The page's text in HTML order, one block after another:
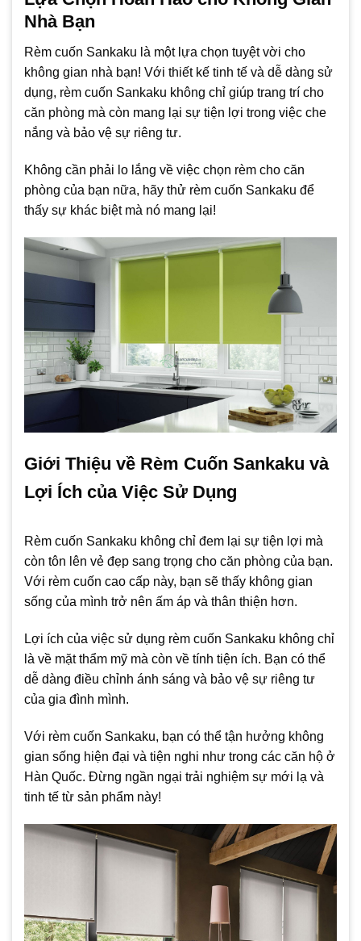
Nhà Bạn
Rèm cuốn Sankaku là một lựa chọn tuyệt vời cho
không gian nhà bạn! Với thiết kế tinh tế và dễ dàng sử
dụng, rèm cuốn Sankaku không chỉ giúp trang trí cho
căn phòng mà còn mang lại sự tiện lợi trong việc che
nắng và bảo vệ sự riêng tư.
Không cần phải lo lắng về việc chọn rèm cho căn
phòng của bạn nữa, hãy thử rèm cuốn Sankaku để
thấy sự khác biệt mà nó mang lại!
Giới Thiệu về Rèm Cuốn Sankaku và
Lợi Ích của Việc Sử Dụng
Rèm cuốn Sankaku không chỉ đem lại sự tiện lợi mà
còn tôn lên vẻ đẹp sang trọng cho căn phòng của bạn.
Với rèm cuốn cao cấp này, bạn sẽ thấy không gian
sống của mình trở nên ấm áp và thân thiện hơn.
Lợi ích của việc sử dụng rèm cuốn Sankaku không chỉ
là về mặt thẩm mỹ mà còn về tính tiện ích. Bạn có thể
dễ dàng điều chỉnh ánh sáng và bảo vệ sự riêng tư
của gia đình mình.
Với rèm cuốn Sankaku, bạn có thể tận hưởng không
gian sống hiện đại và tiện nghi như trong các căn hộ ở
Hàn Quốc. Đừng ngần ngại trải nghiệm sự mới lạ và
tinh tế từ sản phẩm này!